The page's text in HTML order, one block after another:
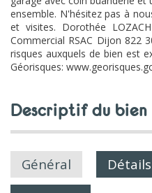
ensemble. N'hésitez pas à
et visites. Dorothée
Commercial RSAC Dijon 822
risques auxquels de bien est
Géorisques:
descriptif du bien
Général